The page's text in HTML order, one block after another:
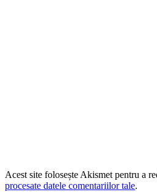
Acest site folosește Akismet pentru a
procesate datele comentariilor tale.